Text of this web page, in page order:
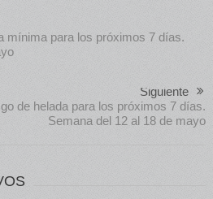
mínima para los próximos 7 días.
Siguiente
de helada para los próximos 7 días.
Semana del 12 al 18 de mayo